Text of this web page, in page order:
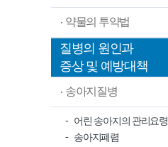
약물의 투약법
질병의 원인과
증상 및 예방대책
송아지질병
어린 송아지의 관리요령
송아지폐렴